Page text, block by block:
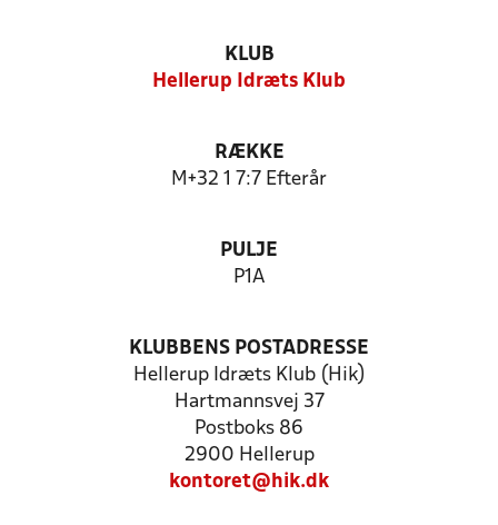
KLUB
Hellerup Idræts Klub
RÆKKE
M+32 1 7:7 Efterår
PULJE
P1A
KLUBBENS POSTADRESSE
Hellerup Idræts Klub (Hik)
Hartmannsvej 37
Postboks 86
2900 Hellerup
kontoret@hik.dk